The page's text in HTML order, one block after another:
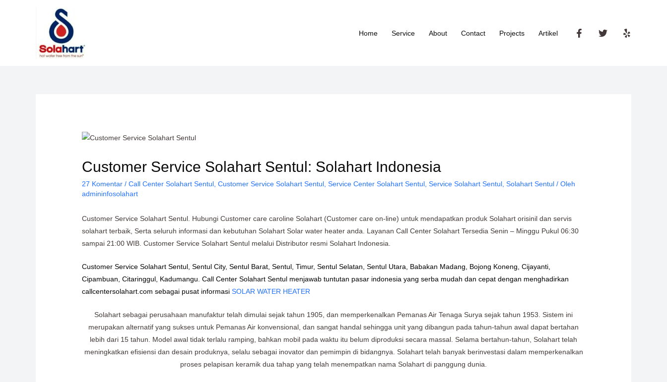
Home Service About Contact Projects Artikel
Customer Service Solahart Sentul: Solahart Indonesia
27 Komentar /Call Center Solahart Sentul ,Customer Service Solahart Sentul ,Service Center Solahart Sentul ,Service Solahart Sentul ,Solahart Sentul / Oleh
admininfosolahart
Customer Service Solahart Sentul. Hubungi Customer care caroline Solahart (Customer care on-line) untuk mendapatkan produk Solahart orisinil dan servis
solahart terbaik, Serta seluruh informasi dan kebutuhan Solahart Solar water heater anda. Layanan Call Center Solahart Tersedia Senin – Minggu Pukul 06:30
sampai 21:00 WIB. Customer Service Solahart Sentul melalui Distributor resmi Solahart Indonesia.
Customer Service Solahart Sentul, Sentul City, Sentul Barat, Sentul, Timur, Sentul Selatan, Sentul Utara, Babakan Madang, Bojong Koneng, Cijayanti,
Cipambuan, Citaringgul, Kadumangu. Call Center Solahart Sentul menjawab tuntutan pasar indonesia yang serba mudah dan cepat dengan menghadirkan
callcentersolahart.com sebagai pusat informasiSOLAR WATER HEATER
Solahart sebagai perusahaan manufaktur telah dimulai sejak tahun 1905, dan memperkenalkan Pemanas Air Tenaga Surya sejak tahun 1953. Sistem ini
merupakan alternatif yang sukses untuk Pemanas Air konvensional, dan sangat handal sehingga unit yang dibangun pada tahun-tahun awal dapat bertahan
lebih dari 15 tahun. Model awal tidak terlalu ramping, bahkan mobil pada waktu itu belum diproduksi secara massal. Selama bertahun-tahun, Solahart telah
meningkatkan efisiensi dan desain produknya, selalu sebagai inovator dan pemimpin di bidangnya. Solahart telah banyak berinvestasi dalam memperkenalkan
proses pelapisan keramik dua tahap yang telah menempatkan nama Solahart di panggung dunia.